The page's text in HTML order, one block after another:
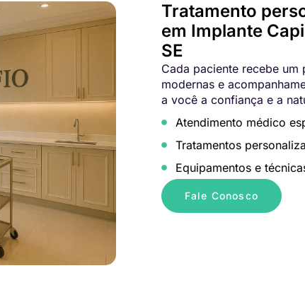
Tratamento
em Implante
SE
Cada paciente recebe
modernas e
a você a confiança e a
Atendimento médico
Tratamentos
Equipamentos e
Fale Conosco